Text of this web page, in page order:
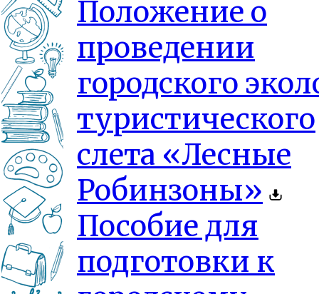
Положение о
проведении
городского
туристического
слета «Лесные
Робинзоны»
Пособие для
подготовки к